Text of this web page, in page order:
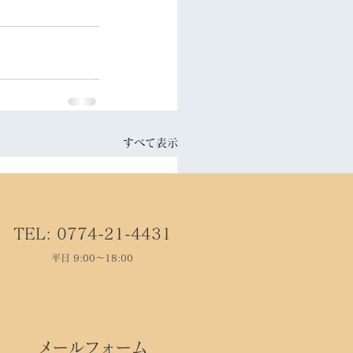
すべて表示
TEL: 0774-21-4431
平日 9:00～18:00
メールフォーム